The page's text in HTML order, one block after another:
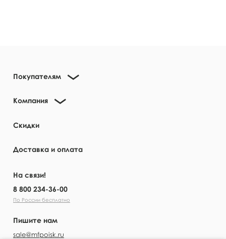
Покупателям
Компания
Скидки
Доставка и оплата
На связи!
8 800 234-36-00
По России бесплатно
Пишите нам
sale@mfpoisk.ru